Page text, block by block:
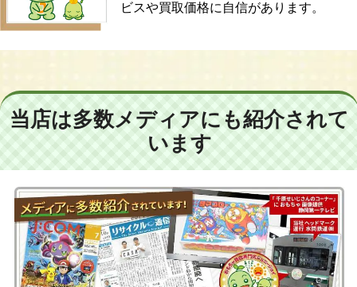
ビスや買取価格に自信があります。
当店は多数メディアにも紹介されて
います